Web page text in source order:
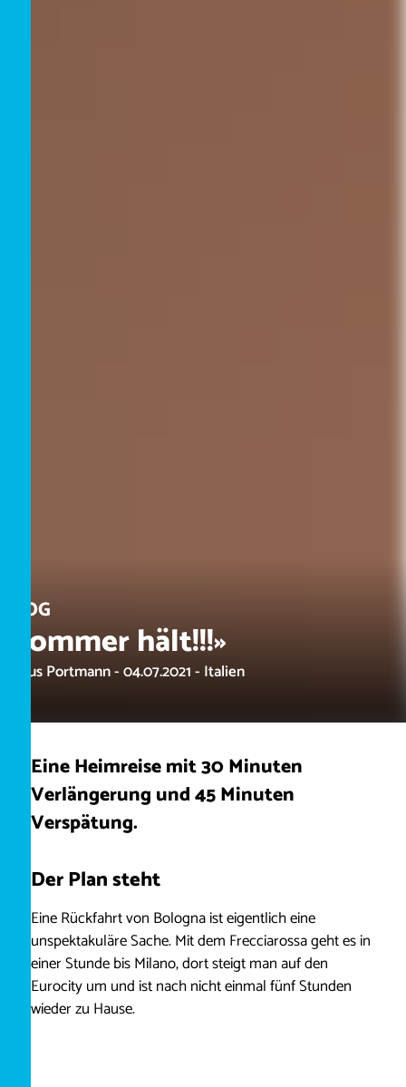
BLOG
«Sommer hält!!!»
Marius Portmann - 04.07.2021 - Italien
Eine Heimreise mit 30 Minuten
Verlängerung und 45 Minuten
Verspätung.
Der Plan steht
Eine Rückfahrt von Bologna ist eigentlich eine
unspektakuläre Sache. Mit dem Frecciarossa geht es in
einer Stunde bis Milano, dort steigt man auf den
Eurocity um und ist nach nicht einmal fünf Stunden
wieder zu Hause.